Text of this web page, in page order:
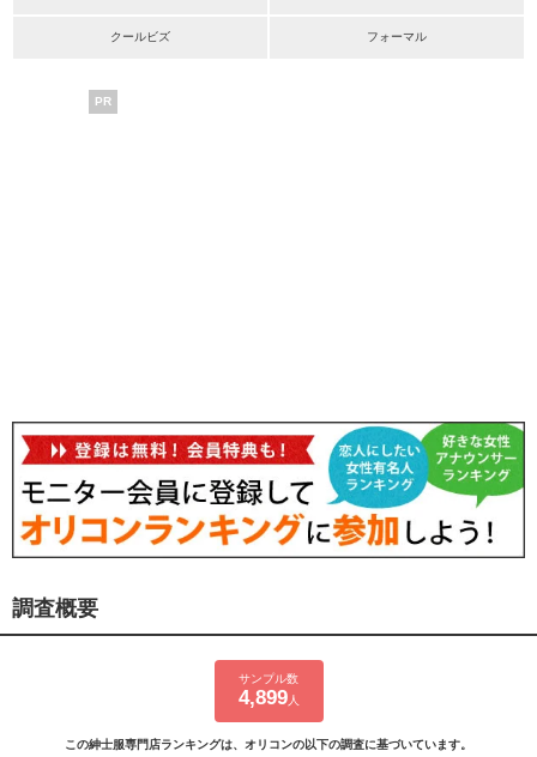
クールビズ フォーマル
PR
調査概要
サンプル数
4,899人
この紳士服専門店ランキングは、オリコンの以下の調査に基づいています。